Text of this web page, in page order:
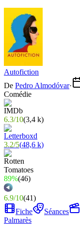
Autofiction
De Pedro Almodóvar·
Comédie
6.3/10(3,4 k)
3.2/5(48,6 k)
89%(46)
6.9/10(41)
Fiche
Séances
Palmarès